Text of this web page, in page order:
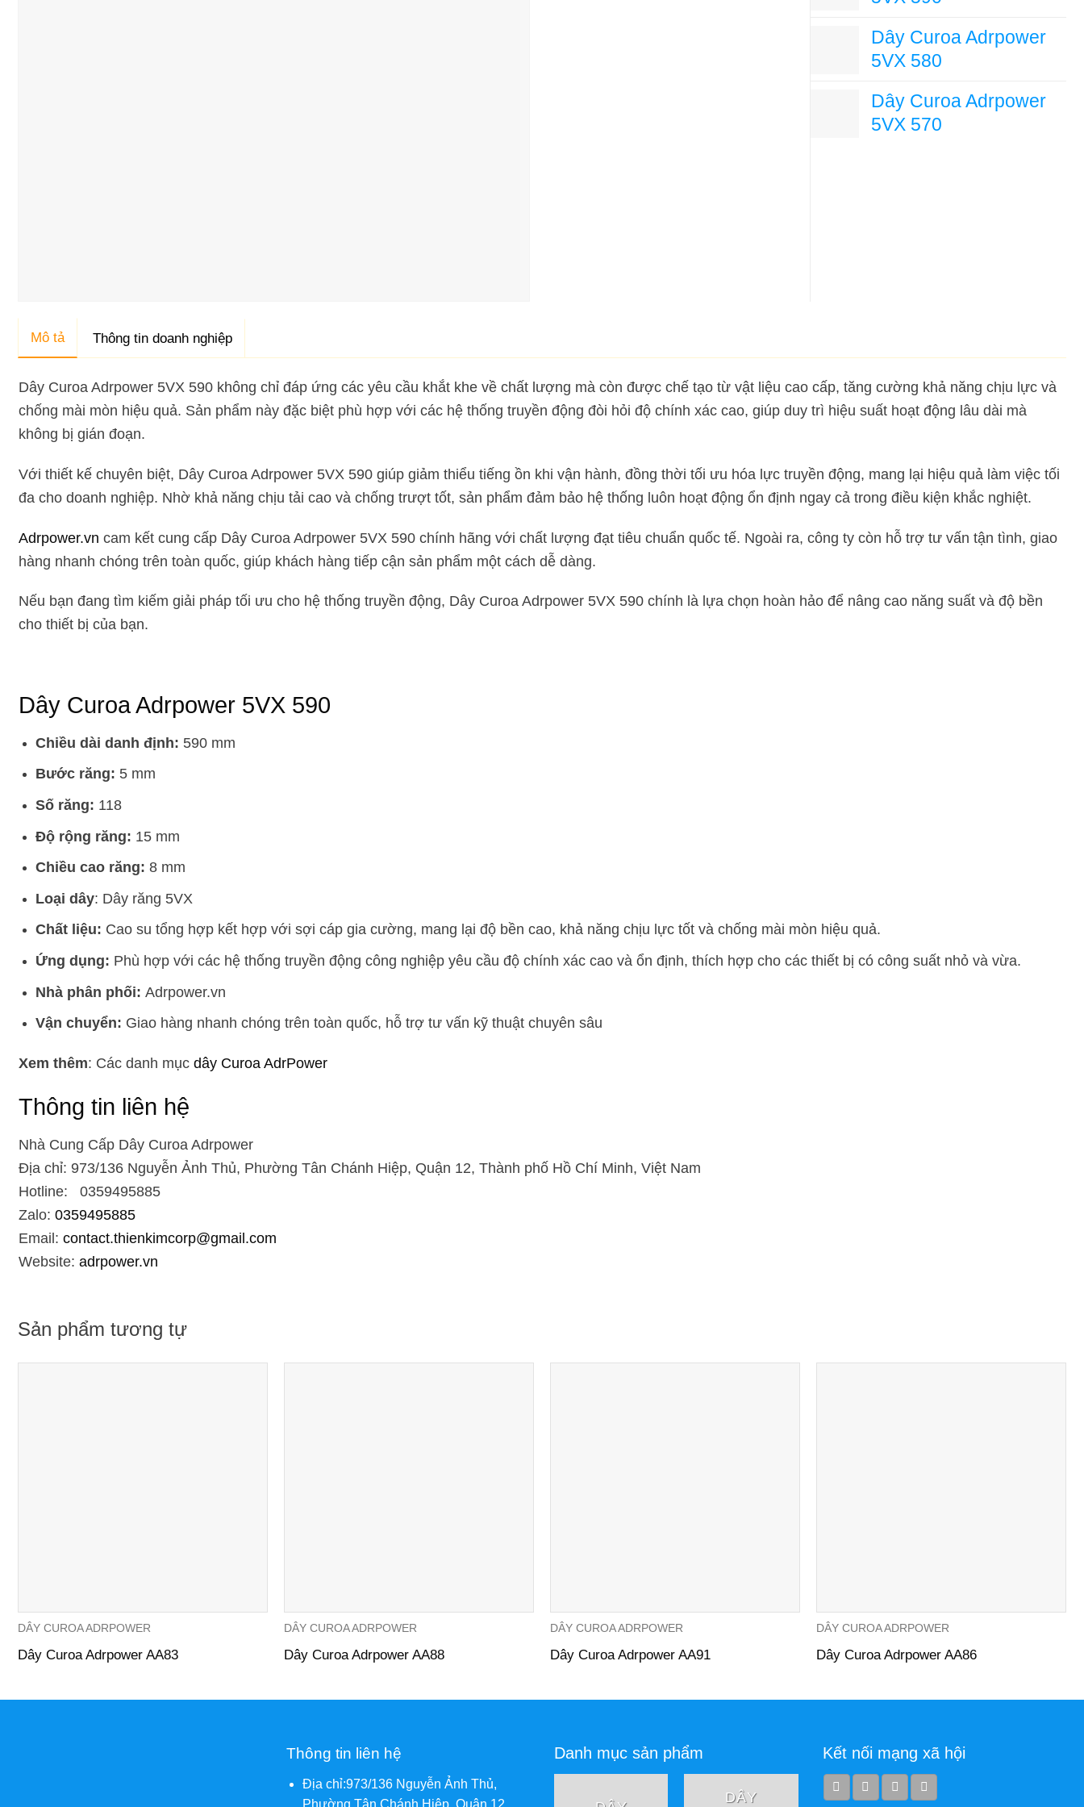
Dây Curoa Adrpower
5VX 580
Dây Curoa Adrpower
5VX 570
Mô tả Thông tin doanh nghiệp
Dây Curoa Adrpower 5VX 590 không chỉ đáp ứng các yêu cầu khắt khe về chất lượng mà còn được chế tạo từ vật liệu cao cấp, tăng cường khả năng chịu lực và
chống mài mòn hiệu quả. Sản phẩm này đặc biệt phù hợp với các hệ thống truyền động đòi hỏi độ chính xác cao, giúp duy trì hiệu suất hoạt động lâu dài mà
không bị gián đoạn.
Với thiết kế chuyên biệt, Dây Curoa Adrpower 5VX 590 giúp giảm thiểu tiếng ồn khi vận hành, đồng thời tối ưu hóa lực truyền động, mang lại hiệu quả làm việc tối
đa cho doanh nghiệp. Nhờ khả năng chịu tải cao và chống trượt tốt, sản phẩm đảm bảo hệ thống luôn hoạt động ổn định ngay cả trong điều kiện khắc nghiệt.
Adrpower.vn cam kết cung cấp Dây Curoa Adrpower 5VX 590 chính hãng với chất lượng đạt tiêu chuẩn quốc tế. Ngoài ra, công ty còn hỗ trợ tư vấn tận tình, giao
hàng nhanh chóng trên toàn quốc, giúp khách hàng tiếp cận sản phẩm một cách dễ dàng.
Nếu bạn đang tìm kiếm giải pháp tối ưu cho hệ thống truyền động, Dây Curoa Adrpower 5VX 590 chính là lựa chọn hoàn hảo để nâng cao năng suất và độ bền
cho thiết bị của bạn.
Dây Curoa Adrpower 5VX 590
Chiều dài danh định: 590 mm
Bước răng: 5 mm
Số răng: 118
Độ rộng răng: 15 mm
Chiều cao răng: 8 mm
Loại dây: Dây răng 5VX
Chất liệu: Cao su tổng hợp kết hợp với sợi cáp gia cường, mang lại độ bền cao, khả năng chịu lực tốt và chống mài mòn hiệu quả.
Ứng dụng: Phù hợp với các hệ thống truyền động công nghiệp yêu cầu độ chính xác cao và ổn định, thích hợp cho các thiết bị có công suất nhỏ và vừa.
Nhà phân phối: Adrpower.vn
Vận chuyển: Giao hàng nhanh chóng trên toàn quốc, hỗ trợ tư vấn kỹ thuật chuyên sâu
Xem thêm: Các danh mục dây Curoa AdrPower
Thông tin liên hệ
Nhà Cung Cấp Dây Curoa Adrpower
Địa chỉ: 973/136 Nguyễn Ảnh Thủ, Phường Tân Chánh Hiệp, Quận 12, Thành phố Hồ Chí Minh, Việt Nam
Hotline: 0359495885
Zalo: 0359495885
Email: contact.thienkimcorp@gmail.com
Website: adrpower.vn
Sản phẩm tương tự
DÂY CUROA ADRPOWER
Dây Curoa Adrpower AA83
DÂY CUROA ADRPOWER
Dây Curoa Adrpower AA88
DÂY CUROA ADRPOWER
Dây Curoa Adrpower AA91
DÂY CUROA ADRPOWER
Dây Curoa Adrpower AA86
Thông tin liên hệ
Địa chỉ:973/136 Nguyễn Ảnh Thủ,
Phường Tân Chánh Hiệp, Quận 12,
Danh mục sản phẩm
DÂY DÂY
Kết nối mạng xã hội